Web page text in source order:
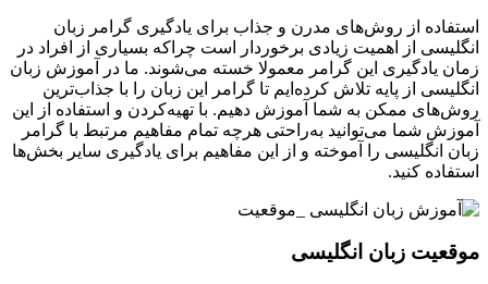
استفاده از روش‌های مدرن و جذاب برای یادگیری گرامر زبان
انگلیسی از اهمیت زیادی برخوردار است چراکه بسیاری از افراد در
زمان یادگیری این گرامر معمولا خسته می‌شوند. ما در آموزش زبان
انگلیسی از پایه تلاش کرده‌ایم تا گرامر این زبان را با جذاب‌ترین
روش‌های ممکن به شما آموزش دهیم. با تهیه‌کردن و استفاده از این
آموزش شما می‌توانید به‌راحتی هرچه تمام مفاهیم مرتبط با گرامر
زبان انگلیسی را آموخته و از این مفاهیم برای یادگیری سایر بخش‌ها
استفاده کنید.
موقعیت زبان انگلیسی